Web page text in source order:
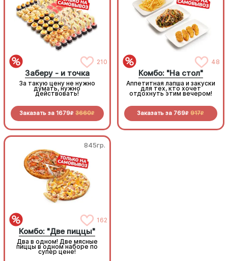
210
Заберу - и точка
За такую цену не нужно
думать, нужно
действовать!
Заказать за 1679R 3660R
48
Комбо: "На стол"
Аппетитная лапша и закуски
для тех, кто хочет
отдохнуть этим вечером!
Заказать за 769R 917R
845гр.
162
Комбо: "Две пиццы"
Два в одном! Две мясные
пиццы в одном наборе по
супер цене!